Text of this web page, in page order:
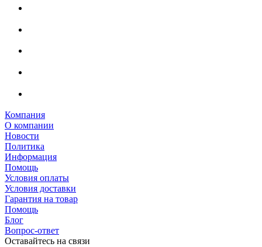
Компания
О компании
Новости
Политика
Информация
Помощь
Условия оплаты
Условия доставки
Гарантия на товар
Помощь
Блог
Вопрос-ответ
Оставайтесь на связи